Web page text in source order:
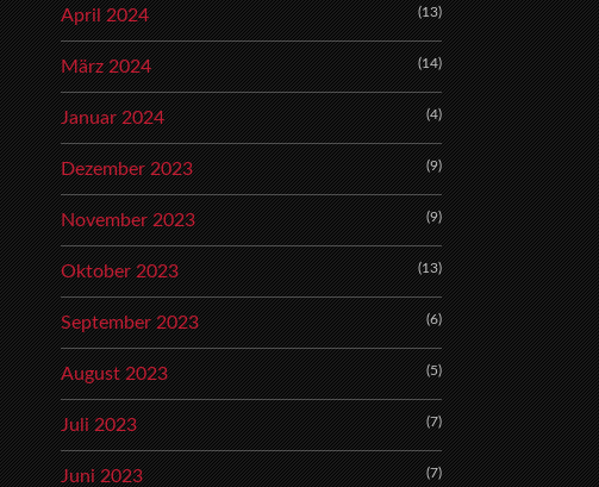
April 2024 (13)
März 2024 (14)
Januar 2024 (4)
Dezember 2023 (9)
November 2023 (9)
Oktober 2023 (13)
September 2023 (6)
August 2023 (5)
Juli 2023 (7)
Juni 2023 (7)